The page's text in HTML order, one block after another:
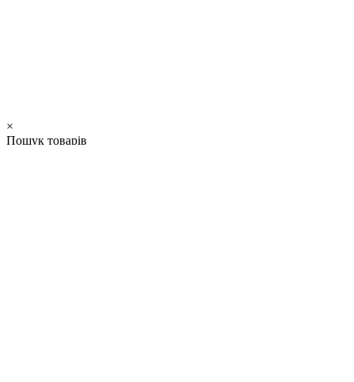
×
Пошук товарів